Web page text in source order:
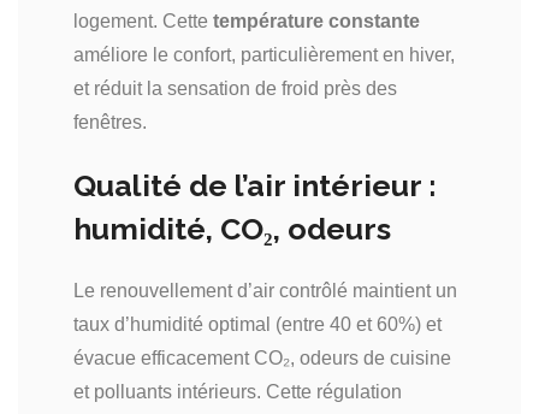
logement. Cette température constante
améliore le confort, particulièrement en hiver,
et réduit la sensation de froid près des
fenêtres.
Qualité de l’air intérieur :
humidité, CO₂, odeurs
Le renouvellement d’air contrôlé maintient un
taux d’humidité optimal (entre 40 et 60%) et
évacue efficacement CO₂, odeurs de cuisine
et polluants intérieurs. Cette régulation